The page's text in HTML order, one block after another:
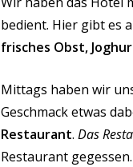
bedient. Hier gibt es
frisches Obst,
Mittags haben wir
Geschmack etwas
Restaurant. Das
Restaurant